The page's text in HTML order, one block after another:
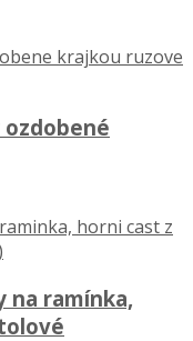
na ramínka,